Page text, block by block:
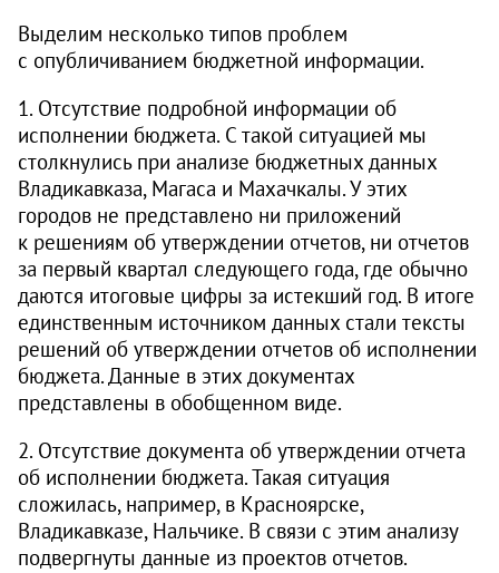
Выделим несколько типов проблем
с опубличиванием бюджетной информации.
1. Отсутствие подробной информации об
исполнении бюджета. С такой ситуацией мы
столкнулись при анализе бюджетных данных
Владикавказа, Магаса и Махачкалы. У этих
городов не представлено ни приложений
к решениям об утверждении отчетов, ни отчетов
за первый квартал следующего года, где обычно
даются итоговые цифры за истекший год. В итоге
единственным источником данных стали тексты
решений об утверждении отчетов об исполнении
бюджета. Данные в этих документах
представлены в обобщенном виде.
2. Отсутствие документа об утверждении отчета
об исполнении бюджета. Такая ситуация
сложилась, например, в Красноярске,
Владикавказе, Нальчике. В связи с этим анализу
подвергнуты данные из проектов отчетов.